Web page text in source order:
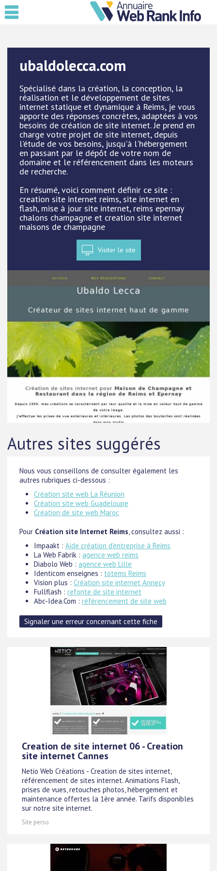
ubaldolecca.com
Spécialisé dans la création, la conception, la
réalisation et le développement de sites
internet statique et dynamique à Reims, je vous
apporte des réponses concrètes, adaptées à vos
besoins de création de site internet. Je prend en
charge votre projet de site internet, depuis
l'étude de vos besoins, jusqu'à l'hébergement
en passant par le dépôt de votre nom de
domaine et le référencement dans les moteurs
de recherche.
En résumé, voici comment définir ce site :
creation site internet reims, site internet en
flash, mise à jour site internet, reims epernay
chalons champagne et creation site internet
maisons de champagne
Visiter le site
Autres sites suggérés
Nous vous conseillons de consulter également les
autres rubriques ci-dessous :
Création site web La Réunion
Création site web Guadeloupe
Création de site web Maroc
Pour Création site Internet Reims, consultez aussi :
Impaakt : Aide création d'entreprise à Reims
La Web Fabrik : agence web reims
Diabolo Web : agence web Lille
Identicom enseignes : totems Reims
Vision plus : Création site internet Annecy
Fullflash : refonte de site internet
Abc-Idea.Com : référencement de site web
Creation de site internet 06 - Creation
site internet Cannes
Netio Web Créations - Creation de sites internet,
référencement de sites internet. Animations Flash,
prises de vues, retouches photos, hébergement et
maintenance offertes la 1ère année. Tarifs disponibles
sur notre site internet.
Site perso